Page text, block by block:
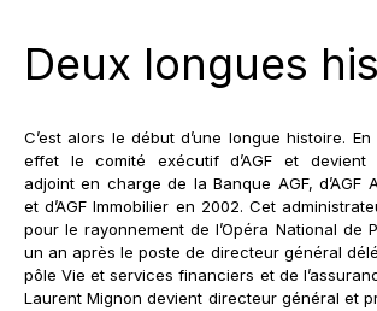
Deux longues
C’est alors le début d’une longue histoire.
effet le comité exécutif d’AGF et devient
adjoint en charge de la Banque AGF, d’AGF
et d’AGF Immobilier en 2002. Cet
pour le rayonnement de l’Opéra National de
un an après le poste de directeur général
pôle Vie et services financiers et de
Laurent Mignon devient directeur général et